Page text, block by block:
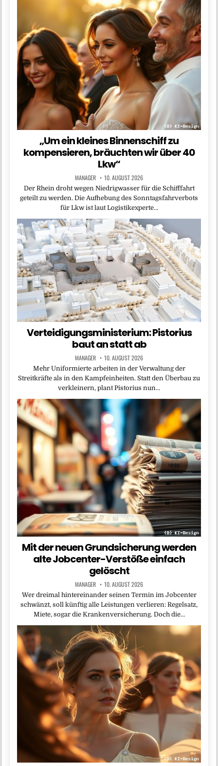
„Um ein kleines Binnenschiff zu
kompensieren, bräuchten wir über 40
Lkw“
MANAGER 10. AUGUST 2026
Der Rhein droht wegen Niedrigwasser für die Schifffahrt
geteilt zu werden. Die Aufhebung des Sonntagsfahrverbots
für Lkw ist laut Logistikexperte…
Verteidigungsministerium: Pistorius
baut an statt ab
MANAGER 10. AUGUST 2026
Mehr Uniformierte arbeiten in der Verwaltung der
Streitkräfte als in den Kampfeinheiten. Statt den Überbau zu
verkleinern, plant Pistorius nun…
Mit der neuen Grundsicherung werden
alte Jobcenter-Verstöße einfach
gelöscht
MANAGER 10. AUGUST 2026
Wer dreimal hintereinander seinen Termin im Jobcenter
schwänzt, soll künftig alle Leistungen verlieren: Regelsatz,
Miete, sogar die Krankenversicherung. Doch die…